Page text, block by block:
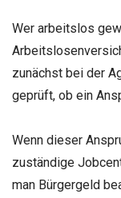
Wer arbeitslos
zunächst bei der
geprüft, ob ein
Wenn dieser
zuständige
man Bürgergeld